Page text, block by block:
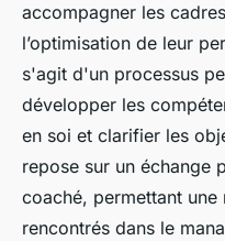
accompagner les
l’optimisation de leur
s'agit d'un processus
développer les
en soi et clarifier les
repose sur un échange
coaché, permettant
rencontrés dans le